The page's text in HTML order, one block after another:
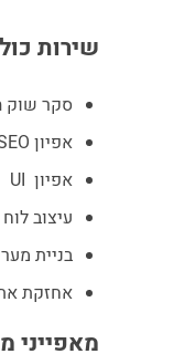
שירות
סקר שוק
אפיון SEO ומיפוי הקטגוריות.
אפיון UI
עיצוב לוח
בניית
אחזקת
מאפייני